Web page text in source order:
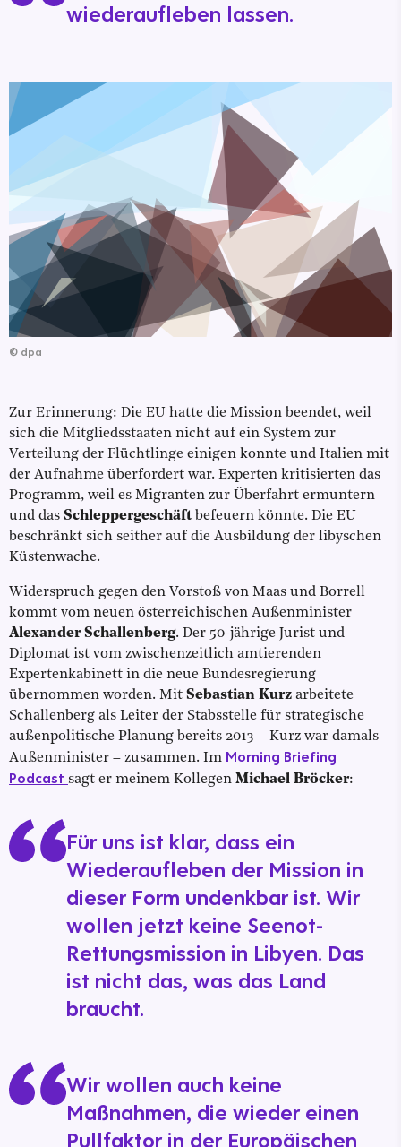
wiederaufleben lassen.
© dpa
Zur Erinnerung: Die EU hatte die Mission beendet, weil
sich die Mitgliedsstaaten nicht auf ein System zur
Verteilung der Flüchtlinge einigen konnte und Italien mit
der Aufnahme überfordert war. Experten kritisierten das
Programm, weil es Migranten zur Überfahrt ermuntern
und das Schleppergeschäft befeuern könnte. Die EU
beschränkt sich seither auf die Ausbildung der libyschen
Küstenwache.
Widerspruch gegen den Vorstoß von Maas und Borrell
kommt vom neuen österreichischen Außenminister
Alexander Schallenberg. Der 50-jährige Jurist und
Diplomat ist vom zwischenzeitlich amtierenden
Expertenkabinett in die neue Bundesregierung
übernommen worden. Mit Sebastian Kurz arbeitete
Schallenberg als Leiter der Stabsstelle für strategische
außenpolitische Planung bereits 2013 – Kurz war damals
Außenminister – zusammen. Im Morning Briefing
Podcast sagt er meinem Kollegen Michael Bröcker:
Für uns ist klar, dass ein
Wiederaufleben der Mission in
dieser Form undenkbar ist. Wir
wollen jetzt keine Seenot-
Rettungsmission in Libyen. Das
ist nicht das, was das Land
braucht.
Wir wollen auch keine
Maßnahmen, die wieder einen
Pullfaktor in der Europäischen